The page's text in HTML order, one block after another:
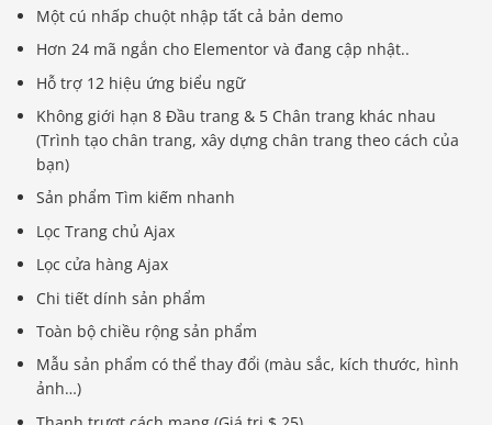
Một cú nhấp chuột nhập tất cả bản demo
Hơn 24 mã ngắn cho Elementor và đang cập nhật..
Hỗ trợ 12 hiệu ứng biểu ngữ
Không giới hạn 8 Đầu trang & 5 Chân trang khác nhau
(Trình tạo chân trang, xây dựng chân trang theo cách của
bạn)
Sản phẩm Tìm kiếm nhanh
Lọc Trang chủ Ajax
Lọc cửa hàng Ajax
Chi tiết dính sản phẩm
Toàn bộ chiều rộng sản phẩm
Mẫu sản phẩm có thể thay đổi (màu sắc, kích thước, hình
ảnh…)